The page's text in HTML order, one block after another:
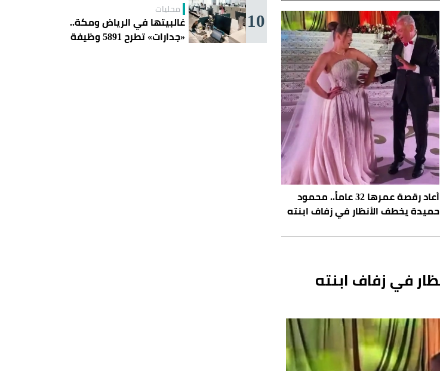
أعاد رقصة عمرها 32 عاماً.. محمود
حميدة يخطف الأنظار في زفاف ابنته
10 محليات
غالبيتها في الرياض ومكة..
«جدارات» تطرح 5891 وظيفة